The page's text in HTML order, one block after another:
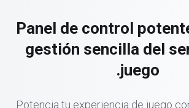
Panel de control
gestión sencilla del
juego.
Potencia tu experiencia de juego